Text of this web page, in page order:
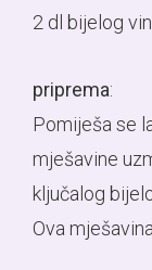
2 dl bijelog
priprema:
Pomiješa se
mješavine
ključalog
Ova